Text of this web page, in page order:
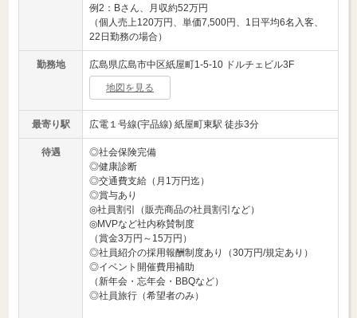
例2：Bさん、月収約52万円
（個人売上120万円、単価7,500円、1日平均6名入客、
22日勤務の場合）
勤務地 広島県広島市中区紙屋町1-5-10 ドルチェビル3F
地図を見る
最寄り駅 広電１号線(宇品線) 紙屋町東駅 徒歩3分
待遇
◎社会保険完備
◎健康診断
◎交通費支給（月1万円迄）
◎賞与あり
◎社員割引（販売商品の社員割引など）
◎MVPなど社内称賛制度
（賞金3万円～15万円）
◎社員紹介の採用報酬制度あり（30万円/規定あり）
◎イベント開催費用補助
（新年会・忘年会・BBQなど）
◎社員旅行（希望者のみ）